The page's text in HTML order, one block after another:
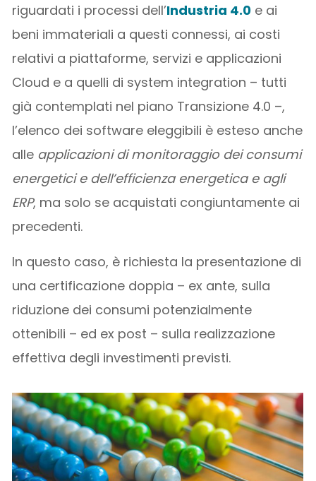
riguardati i processi dell’Industria 4.0 e ai
beni immateriali a questi connessi, ai costi
relativi a piattaforme, servizi e applicazioni
Cloud e a quelli di system integration – tutti
già contemplati nel piano Transizione 4.0 –,
l’elenco dei software eleggibili è esteso anche
alle applicazioni di monitoraggio dei consumi
energetici e dell’efficienza energetica e agli
ERP, ma solo se acquistati congiuntamente ai
precedenti.
In questo caso, è richiesta la presentazione di
una certificazione doppia – ex ante, sulla
riduzione dei consumi potenzialmente
ottenibili – ed ex post – sulla realizzazione
effettiva degli investimenti previsti.